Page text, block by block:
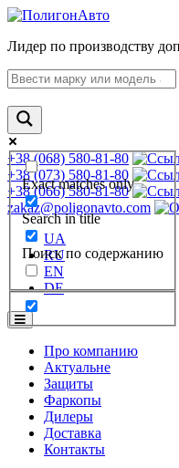
Лидер по производству
Exact matches only
Search in title
Поиск по содержанию
+38 (068) 580-81-80
+38 (073) 580-81-80
+38 (066) 580-81-80
zakaz@poligonavto.com
UA
RU
EN
DE
Про компанию
Актуальне
Защиты
Фаркопы
Дилеры
Доставка
Контакты